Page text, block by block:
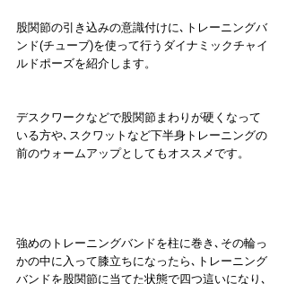
股関節の引き込みの意識付けに､トレーニングバ
ンド(チューブ)を使って行うダイナミックチャイ
ルドポーズを紹介します。
デスクワークなどで股関節まわりが硬くなって
いる方や､スクワットなど下半身トレーニングの
前のウォームアップとしてもオススメです。
強めのトレーニングバンドを柱に巻き､その輪っ
かの中に入って膝立ちになったら､トレーニング
バンドを股関節に当てた状態で四つ這いになり､